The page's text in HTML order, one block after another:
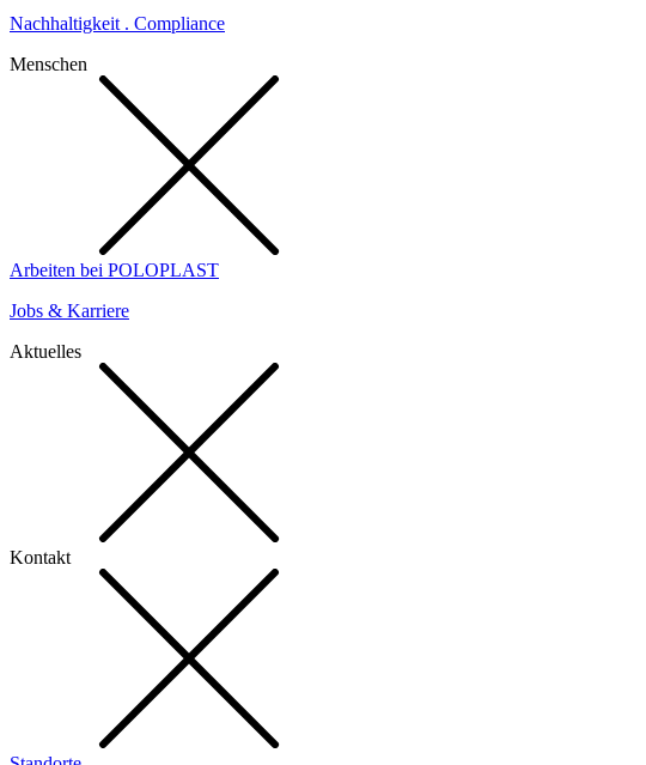
Nachhaltigkeit . Compliance
Menschen
Arbeiten bei POLOPLAST
Jobs & Karriere
Aktuelles
Kontakt